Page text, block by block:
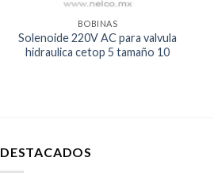
BOBINAS
Solenoide 220V AC para valvula
hidraulica cetop 5 tamaño 10
DESTACADOS